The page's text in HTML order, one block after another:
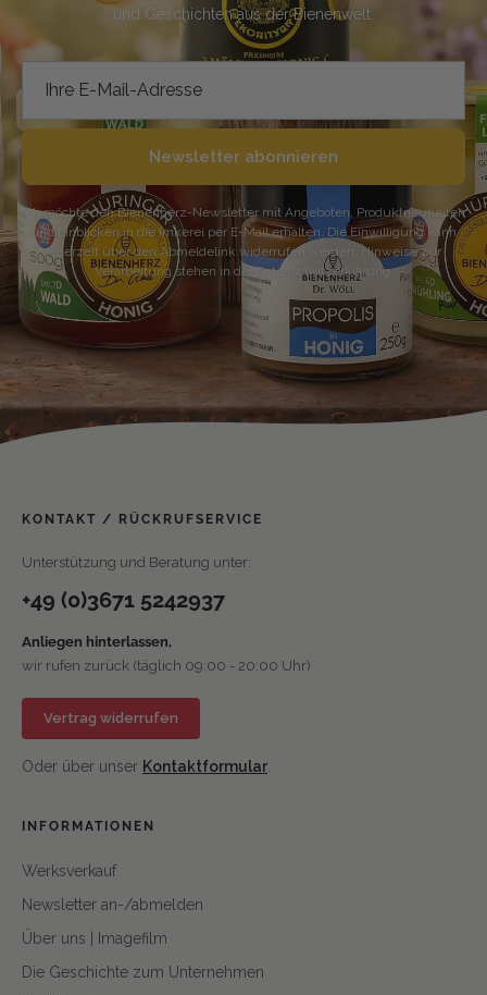
und Geschichten aus der Bienenwelt.
Newsletter abonnieren
Ich möchte den Bienenherz-Newsletter mit Angeboten, Produktneuheiten
und Einblicken in die Imkerei per E-Mail erhalten. Die Einwilligung kann
jederzeit über den Abmeldelink widerrufen werden. Hinweise zur
Verarbeitung stehen in der Datenschutzerklärung.
KONTAKT / RÜCKRUFSERVICE
Unterstützung und Beratung unter:
+49 (0)3671 5242937
Anliegen hinterlassen,
wir rufen zurück (täglich 09:00 - 20:00 Uhr)
Vertrag widerrufen
Oder über unser Kontaktformular
INFORMATIONEN
Werksverkauf
Newsletter an-/abmelden
Über uns | Imagefilm
Die Geschichte zum Unternehmen